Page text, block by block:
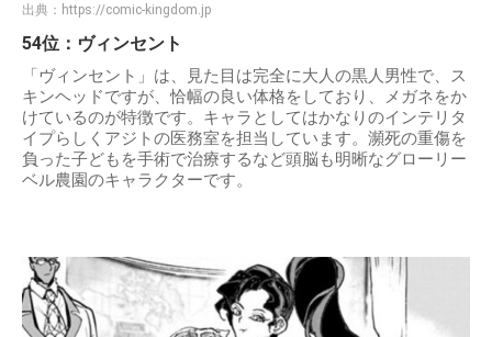
出典： https://comic-kingdom.jp
54位：ヴィンセント
「ヴィンセント」は、見た目は完全に大人の黒人男性で、ス
キンヘッドですが、恰幅の良い体格をしており、メガネをか
けているのが特徴です。キャラとしてはかなりのインテリタ
イプらしくアジトの医務室を担当しています。瀕死の重傷を
負った子どもを手術で治療するなど頭脳も明晰なグローリー
ベル農園のキャラクターです。